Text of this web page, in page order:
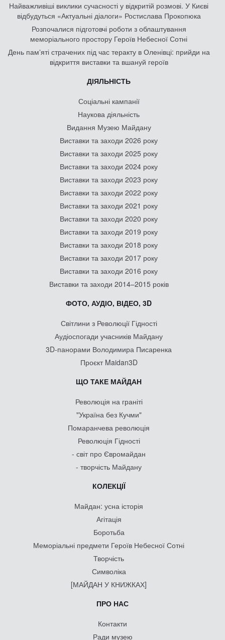
Найважливіші виклики сучасності у відкритій розмові. У Києві
відбудуться «Актуальні діалоги» Ростислава Прокопюка
Розпочалися підготовчі роботи з облаштування
меморіального простору Героїв Небесної Сотні
День памʼяті страчених під час теракту в Оленівці: прийди на
відкриття виставки та вшануй героїв
ДІЯЛЬНІСТЬ
Соціальні кампанії
Наукова діяльність
Видання Музею Майдану
Виставки та заходи 2026 року
Виставки та заходи 2025 року
Виставки та заходи 2024 року
Виставки та заходи 2023 року
Виставки та заходи 2022 року
Виставки та заходи 2021 року
Виставки та заходи 2020 року
Виставки та заходи 2019 року
Виставки та заходи 2018 року
Виставки та заходи 2017 року
Виставки та заходи 2016 року
Виставки та заходи 2014–2015 років
ФОТО, АУДІО, ВІДЕО, 3D
Світлини з Революції Гідності
Аудіоспогади учасників Майдану
3D-панорами Володимира Писаренка
Проєкт Maidan3D
ЩО ТАКЕ МАЙДАН
Революція на граніті
"Україна без Кучми"
Помаранчева революція
Революція Гідності
- світ про Євромайдан
- творчість Майдану
КОЛЕКЦІЇ
Майдан: усна історія
Агітація
Боротьба
Меморіальні предмети Героїв Небесної Сотні
Творчість
Символіка
[МАЙДАН У КНИЖКАХ]
ПРО НАС
Контакти
Ради музею